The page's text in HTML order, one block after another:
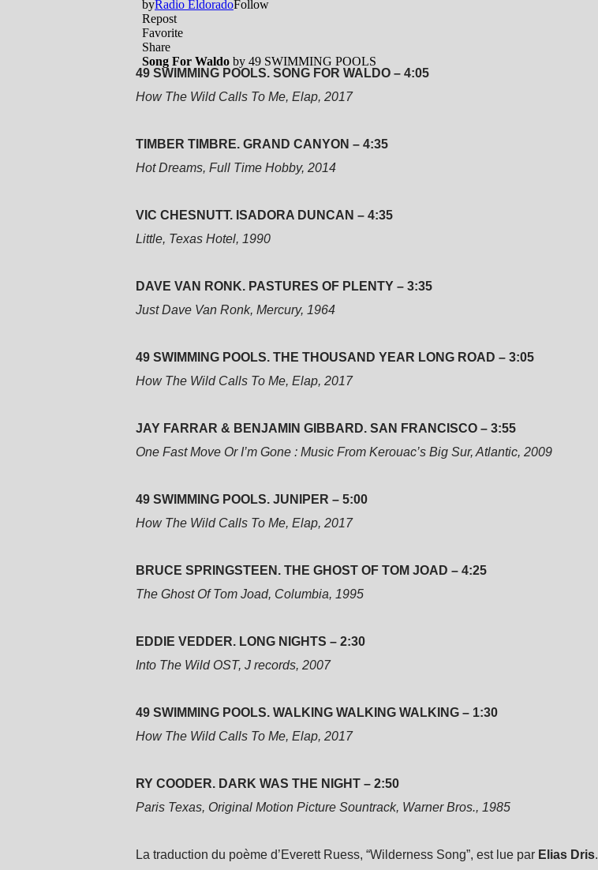
49 SWIMMING POOLS. SONG FOR WALDO – 4:05
How The Wild Calls To Me, Elap, 2017
TIMBER TIMBRE. GRAND CANYON – 4:35
Hot Dreams, Full Time Hobby, 2014
VIC CHESNUTT. ISADORA DUNCAN – 4:35
Little, Texas Hotel, 1990
DAVE VAN RONK. PASTURES OF PLENTY – 3:35
Just Dave Van Ronk, Mercury, 1964
49 SWIMMING POOLS. THE THOUSAND YEAR LONG ROAD – 3:05
How The Wild Calls To Me, Elap, 2017
JAY FARRAR & BENJAMIN GIBBARD. SAN FRANCISCO – 3:55
One Fast Move Or I’m Gone : Music From Kerouac’s Big Sur, Atlantic, 2009
49 SWIMMING POOLS. JUNIPER – 5:00
How The Wild Calls To Me, Elap, 2017
BRUCE SPRINGSTEEN. THE GHOST OF TOM JOAD – 4:25
The Ghost Of Tom Joad, Columbia, 1995
EDDIE VEDDER. LONG NIGHTS – 2:30
Into The Wild OST, J records, 2007
49 SWIMMING POOLS. WALKING WALKING WALKING – 1:30
How The Wild Calls To Me, Elap, 2017
RY COODER. DARK WAS THE NIGHT – 2:50
Paris Texas, Original Motion Picture Sountrack, Warner Bros., 1985
La traduction du poème d’Everett Ruess, “Wilderness Song”, est lue par Elias Dris.